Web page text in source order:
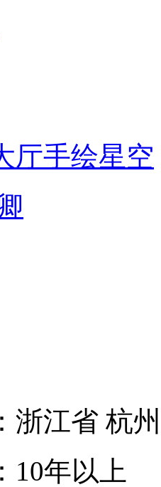
厅手绘星空
浙江省 杭
10年以上